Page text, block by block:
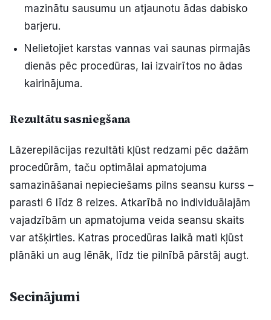
mazinātu sausumu un atjaunotu ādas dabisko
barjeru.
Nelietojiet karstas vannas vai saunas pirmajās
dienās pēc procedūras, lai izvairītos no ādas
kairinājuma.
Rezultātu sasniegšana
Lāzerepilācijas rezultāti kļūst redzami pēc dažām
procedūrām, taču optimālai apmatojuma
samazināšanai nepieciešams pilns seansu kurss –
parasti 6 līdz 8 reizes. Atkarībā no individuālajām
vajadzībām un apmatojuma veida seansu skaits
var atšķirties. Katras procedūras laikā mati kļūst
plānāki un aug lēnāk, līdz tie pilnībā pārstāj augt.
Secinājumi